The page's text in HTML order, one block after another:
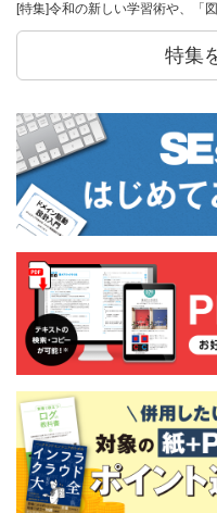
[特集]令和の新しい学習術や、「
特集